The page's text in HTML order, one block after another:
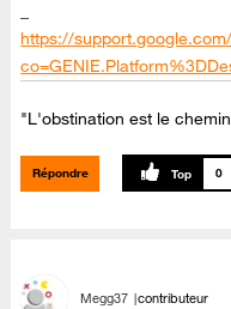
https://
"L'obstination est le
Répondre 0
Megg37 contributeur